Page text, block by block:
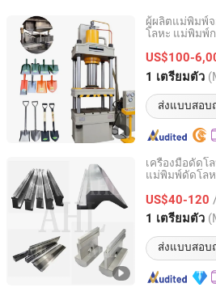
ผู้ผลิตแม่พิมพ์
โลหะ แม่พิมพ์
US$100-
1 เตรียมตัว
ส่งแบบสอบ
Yongkang Hoshare Mould Co., Ltd
Zhejiang, China อัตราจ
เครื่องมือดัดโ
แม่พิมพ์ดัดโล
US$40-120
1 เตรียมตัว
ส่งแบบสอบ
Anhui Haili Machine Tool
Anhui, China อัตราจาก